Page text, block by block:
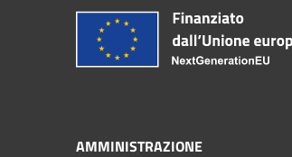
AMMINISTRAZIONE